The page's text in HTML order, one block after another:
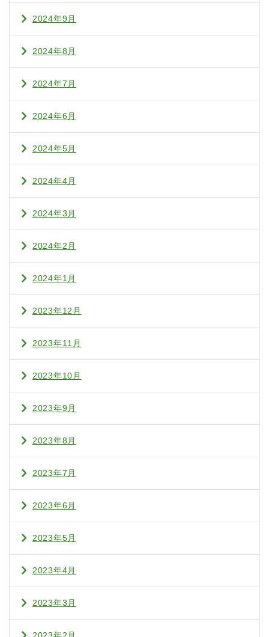
2024年9月
2024年8月
2024年7月
2024年6月
2024年5月
2024年4月
2024年3月
2024年2月
2024年1月
2023年12月
2023年11月
2023年10月
2023年9月
2023年8月
2023年7月
2023年6月
2023年5月
2023年4月
2023年3月